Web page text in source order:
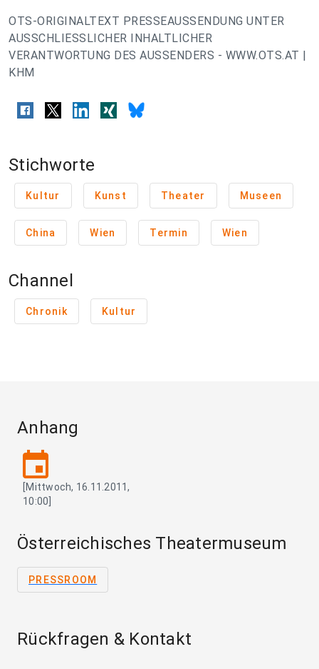
OTS-ORIGINALTEXT PRESSEAUSSENDUNG UNTER
AUSSCHLIESSLICHER INHALTLICHER
VERANTWORTUNG DES AUSSENDERS - WWW.OTS.AT |
KHM
Stichworte
Kultur Kunst Theater Museen
China Wien Termin Wien
Channel
Chronik Kultur
Anhang
event
[Mittwoch, 16.11.2011,
10:00]
Österreichisches Theatermuseum
PRESSROOM
Rückfragen & Kontakt